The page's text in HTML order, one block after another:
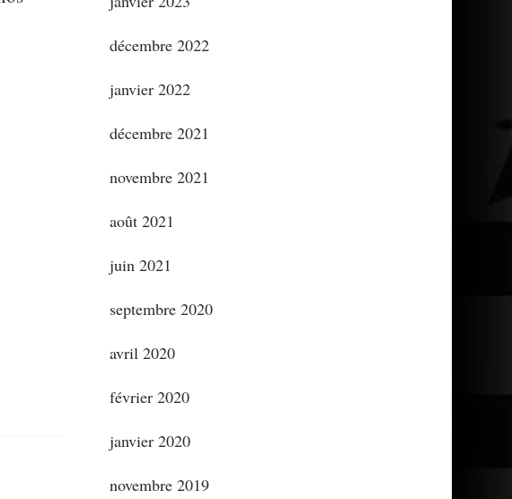
décembre 2022
janvier 2022
décembre 2021
novembre 2021
août 2021
juin 2021
septembre 2020
avril 2020
février 2020
janvier 2020
novembre 2019